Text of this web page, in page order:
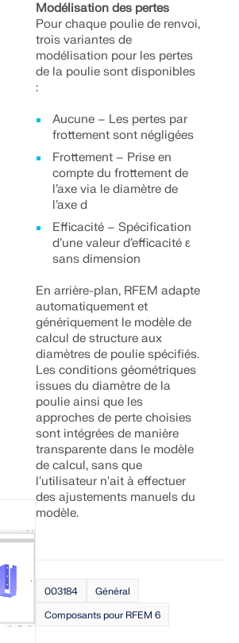
Modélisation des pertes
Pour chaque poulie de renvoi,
trois variantes de
modélisation pour les pertes
de la poulie sont disponibles
:
Aucune – Les pertes par
frottement sont négligées
Frottement – Prise en
compte du frottement de
l’axe via le diamètre de
l’axe d
Efficacité – Spécification
d’une valeur d’efficacité ε
sans dimension
En arrière-plan, RFEM adapte
automatiquement et
génériquement le modèle de
calcul de structure aux
diamètres de poulie spécifiés.
Les conditions géométriques
issues du diamètre de la
poulie ainsi que les
approches de perte choisies
sont intégrées de manière
transparente dans le modèle
de calcul, sans que
l'utilisateur n'ait à effectuer
des ajustements manuels du
modèle.
003184
Général
Composants pour RFEM 6